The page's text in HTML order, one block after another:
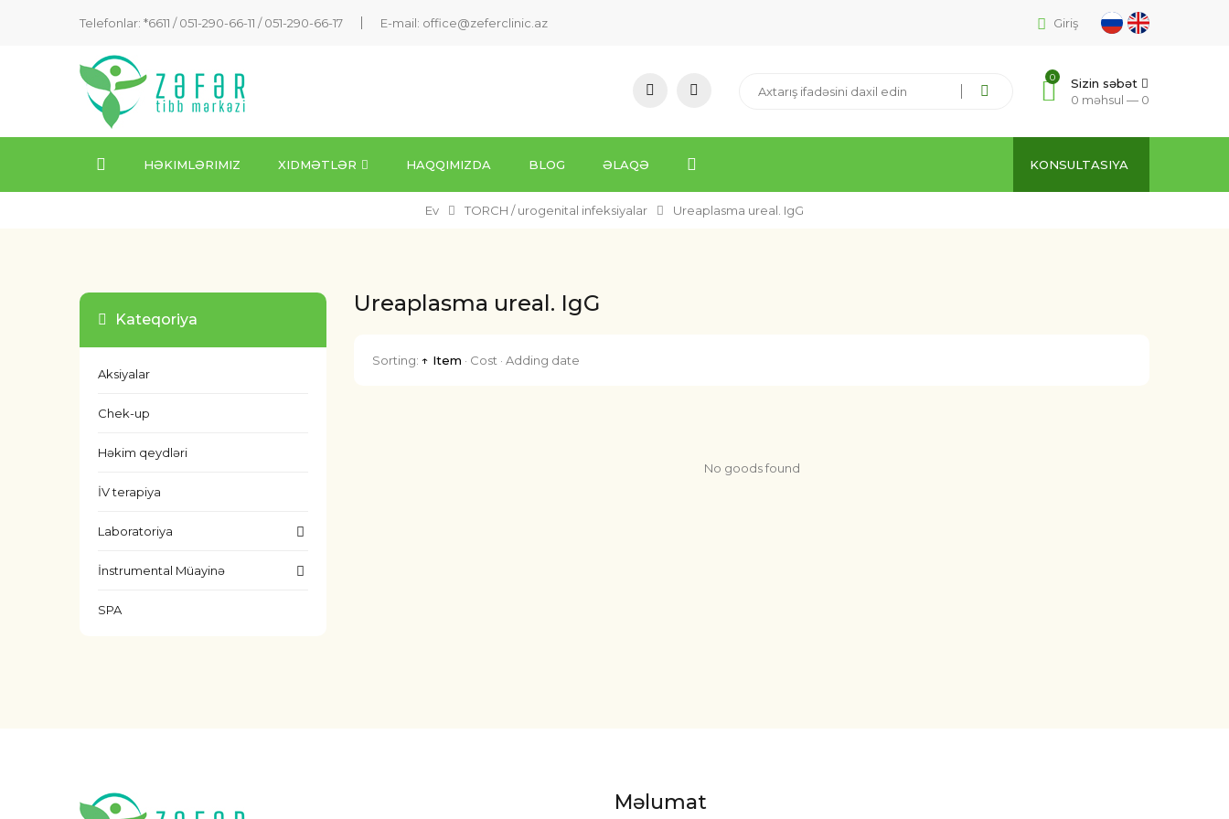
Telefonlar: *6611 /051-290-66-11 /051-290-66-17 E-mail: office@zeferclinic.az Giriş
0
Sizin səbət
0 məhsul — 0
HƏKIMLƏRIMIZ XIDMƏTLƏR HAQQIMIZDA BLOG ƏLAQƏ KONSULTASIYA
Ev TORCH / urogenital infeksiyalar Ureaplasma ureal. IgG
Ureaplasma ureal. IgG
Sorting:↑ Item · Cost ·Adding date
No goods found
Kateqoriya
Aksiyalar
Chek-up
Həkim qeydləri
İV terapiya
Laboratoriya
İnstrumental Müayinə
SPA
Məlumat